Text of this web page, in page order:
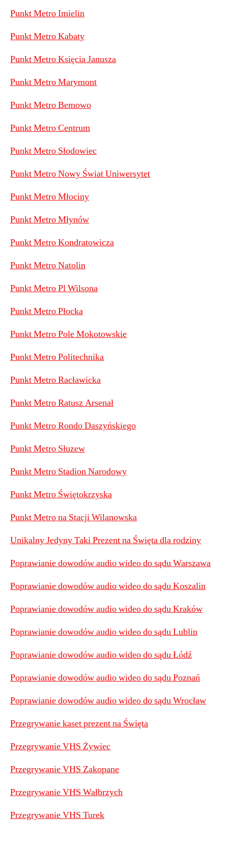
Punkt Metro Imielin
Punkt Metro Kabaty
Punkt Metro Księcia Janusza
Punkt Metro Marymont
Punkt Metro Bemowo
Punkt Metro Centrum
Punkt Metro Słodowiec
Punkt Metro Nowy Świat Uniwersytet
Punkt Metro Młociny
Punkt Metro Młynów
Punkt Metro Kondratowicza
Punkt Metro Natolin
Punkt Metro Pl Wilsona
Punkt Metro Płocka
Punkt Metro Pole Mokotowskie
Punkt Metro Politechnika
Punkt Metro Racławicka
Punkt Metro Ratusz Arsenał
Punkt Metro Rondo Daszyńskiego
Punkt Metro Słuzew
Punkt Metro Stadion Narodowy
Punkt Metro Świętokrzyska
Punkt Metro na Stacji Wilanowska
Unikalny Jedyny Taki Prezent na Święta dla rodziny
Poprawianie dowodów audio wideo do sądu Warszawa
Poprawianie dowodów audio wideo do sądu Koszalin
Poprawianie dowodów audio wideo do sądu Kraków
Poprawianie dowodów audio wideo do sądu Lublin
Poprawianie dowodów audio wideo do sądu Łódź
Poprawianie dowodów audio wideo do sądu Poznań
Poprawianie dowodów audio wideo do sądu Wrocław
Przegrywanie kaset prezent na Święta
Przegrywanie VHS Żywiec
Przegrywanie VHS Zakopane
Przegrywanie VHS Wałbrzych
Przegrywanie VHS Turek